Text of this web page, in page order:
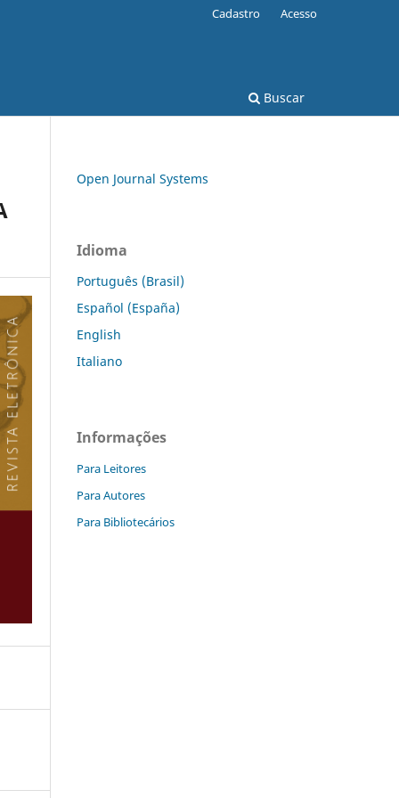
Buscar
Cadastro Acesso
Open Journal Systems
Idioma
Português (Brasil)
Español (España)
English
Italiano
Informações
Para Leitores
Para Autores
Para Bibliotecários